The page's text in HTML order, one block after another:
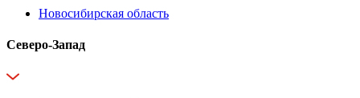
Новосибирская область
Северо-Запад